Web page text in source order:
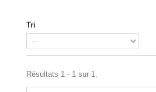
Tri
Résultats 1 - 1 sur 1.